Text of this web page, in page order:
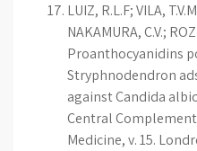
LUIZ, R.L.F; VILA,
NAKAMURA, C.V.;
Proanthocyanidins
Stryphnodendron
against Candida
Central
Medicine, v. 15.